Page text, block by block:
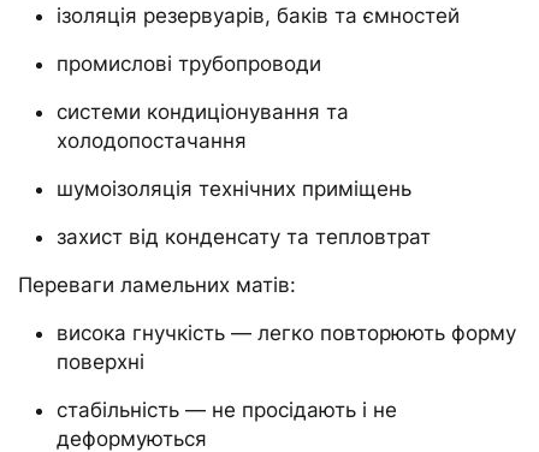
ізоляція резервуарів, баків та ємностей
промислові трубопроводи
системи кондиціонування та
холодопостачання
шумоізоляція технічних приміщень
захист від конденсату та тепловтрат
Переваги ламельних матів:
висока гнучкість — легко повторюють форму
поверхні
стабільність — не просідають і не
деформуються